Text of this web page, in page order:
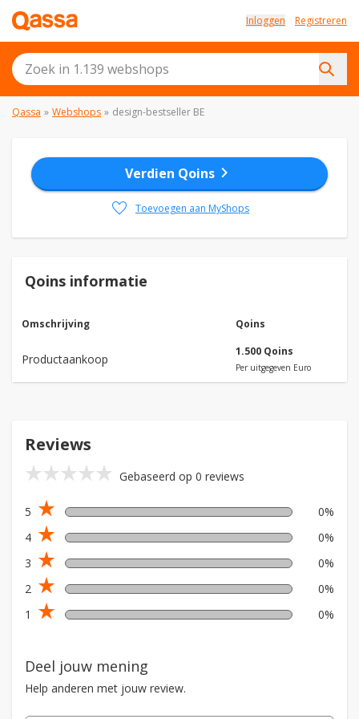
Inloggen Registreren
Qassa » Webshops » design-bestseller BE
Verdien Qoins chevron_right
favorite
Toevoegen aan MyShops
Qoins informatie
Omschrijving Qoins
Productaankoop
1.500 Qoins
Per uitgegeven Euro
Reviews
star_ratestar_ratestar_ratestar_ratestar_rate Gebaseerd op 0 reviews
5 star_rate
0%
4 star_rate
0%
3 star_rate
0%
2 star_rate
0%
1
star_rate 0%
Deel jouw mening
Help anderen met jouw review.